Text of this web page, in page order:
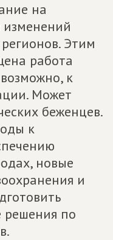
на
изменений
Этим
работа
к
Может
беженцев.
к
новые
и
по